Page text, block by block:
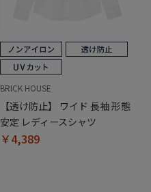
BRICK HOUSE
【透け防止】 ワイド 長袖 形態
安定 レディースシャツ
￥4,389